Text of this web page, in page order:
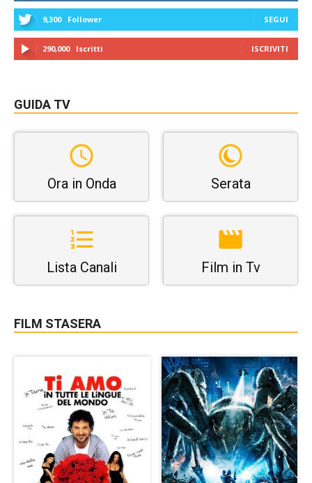
9,300 Follower SEGUI
290,000 Iscritti ISCRIVITI
GUIDA TV
Ora in Onda Serata
Lista Canali Film in Tv
FILM STASERA